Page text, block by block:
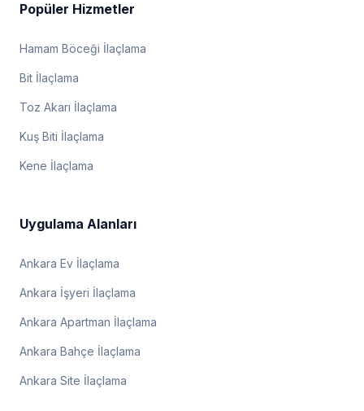
Popüler Hizmetler
Hamam Böceği İlaçlama
Bit İlaçlama
Toz Akarı İlaçlama
Kuş Biti İlaçlama
Kene İlaçlama
Uygulama Alanları
Ankara Ev İlaçlama
Ankara İşyeri İlaçlama
Ankara Apartman İlaçlama
Ankara Bahçe İlaçlama
Ankara Site İlaçlama